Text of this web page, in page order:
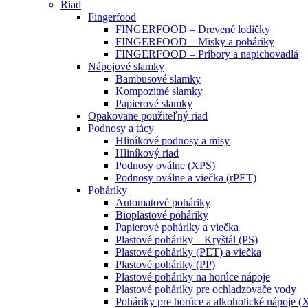
Riad
Fingerfood
FINGERFOOD – Drevené lodičky
FINGERFOOD – Misky a poháriky
FINGERFOOD – Príbory a napichovadlá
Nápojové slamky
Bambusové slamky
Kompozitné slamky
Papierové slamky
Opakovane použiteľný riad
Podnosy a tácy
Hliníkové podnosy a misy
Hliníkový riad
Podnosy oválne (XPS)
Podnosy oválne a viečka (rPET)
Poháriky
Automatové poháriky
Bioplastové poháriky
Papierové poháriky a viečka
Plastové poháriky – Kryštál (PS)
Plastové poháriky (PET) a viečka
Plastové poháriky (PP)
Plastové poháriky na horúce nápoje
Plastové poháriky pre ochladzovače vody
Poháriky pre horúce a alkoholické nápoje